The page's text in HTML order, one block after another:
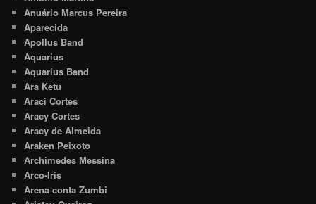
Anuário Marcus Pereira
Aparecida
Apollus Band
Aquarius
Aquarius Band
Ara Ketu
Araci Cortes
Aracy Cortes
Aracy de Almeida
Araken Peixoto
Archimedes Messina
Arco-Iris
Arena conta Zumbi